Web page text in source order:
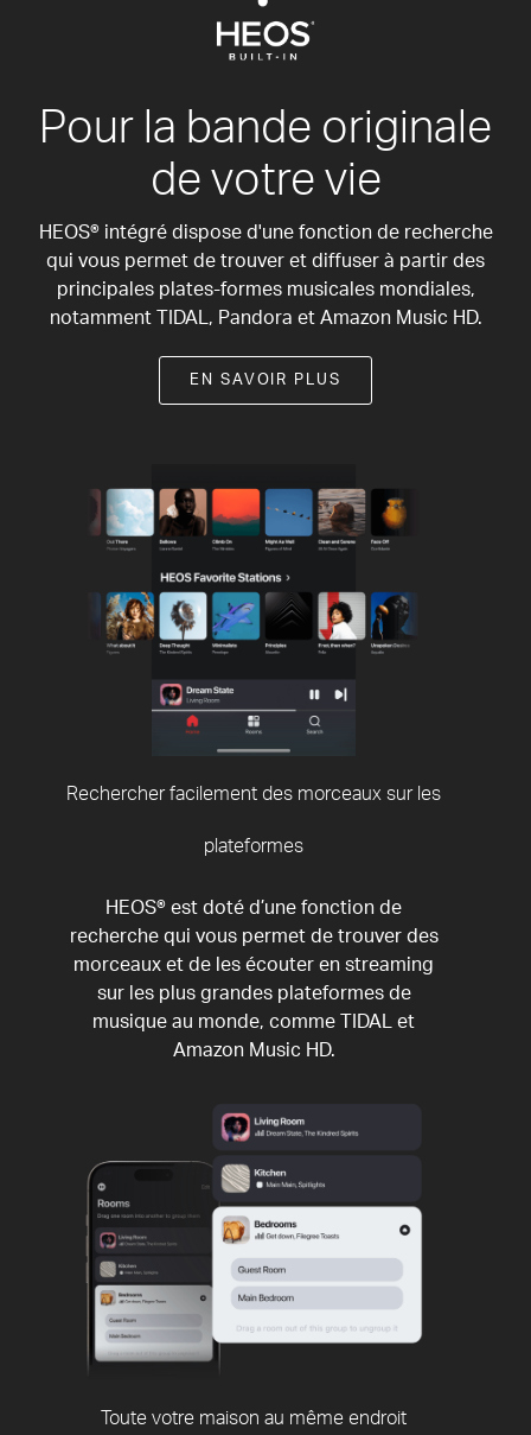
Pour la bande originale
de votre vie
HEOS® intégré dispose d'une fonction de recherche
qui vous permet de trouver et diffuser à partir des
principales plates-formes musicales mondiales,
notamment TIDAL, Pandora et Amazon Music HD.
EN SAVOIR PLUS
Rechercher facilement des morceaux sur les
plateformes
HEOS® est doté d’une fonction de
recherche qui vous permet de trouver des
morceaux et de les écouter en streaming
sur les plus grandes plateformes de
musique au monde, comme TIDAL et
Amazon Music HD.
Toute votre maison au même endroit